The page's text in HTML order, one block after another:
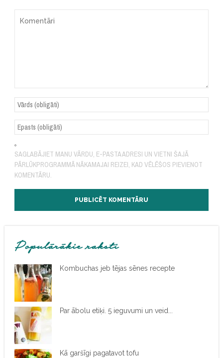
SAGLABĀJIET MANU VĀRDU, E-PASTA ADRESI UN VIETNI ŠAJĀ
PĀRLŪKPROGRAMMĀ NĀKAMAJAI REIZEI, KAD VĒLĒŠOS PIEVIENOT
KOMENTĀRU.
Populārākie raksti
Kombuchas jeb tējas sēnes recepte
Par ābolu etiķi. 5 ieguvumi un veid...
Kā garšīgi pagatavot tofu